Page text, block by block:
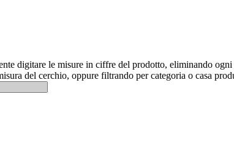
digitare le misure in ciffre del prodotto, eliminando
del cerchio, oppure filtrando per categoria o casa